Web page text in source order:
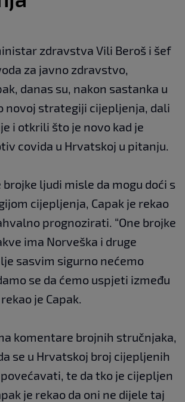
zdravstva Vili Beroš i šef
za javno zdravstvo,
danas su, nakon sastanka u
novoj strategiji cijepljenja, dali
i otkrili što je novo kad je
covida u Hrvatskoj u pitanju.
ljudi misle da mogu doći s
cijepljenja, Capak je rekao
prognozirati. “One brojke
ima Norveška i druge
sasvim sigurno nećemo
se da ćemo uspjeti između
je Capak.
komentare brojnih stručnjaka,
se u Hrvatskoj broj cijepljenih
te da tko je cijepljen
je rekao da oni ne dijele taj